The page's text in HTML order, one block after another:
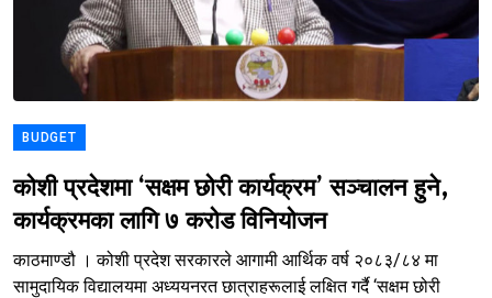
BUDGET
कोशी प्रदेशमा ‘सक्षम छोरी कार्यक्रम’ सञ्चालन हुने,
कार्यक्रमका लागि ७ करोड विनियोजन
काठमाण्डौ । कोशी प्रदेश सरकारले आगामी आर्थिक वर्ष २०८३/८४ मा
सामुदायिक विद्यालयमा अध्ययनरत छात्राहरूलाई लक्षित गर्दै ‘सक्षम छोरी